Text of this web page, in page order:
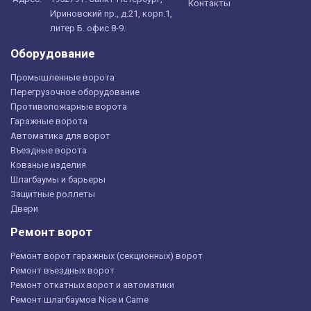
Ириновский пр., д.21, корп.1,
литер Б. офис 8-9.
Контакты
Оборудование
Промышленные ворота
Перегрузочное оборудование
Противопожарные ворота
Гаражные ворота
Автоматика для ворот
Въездные ворота
Кованые изделия
Шлагбаумы и барьеры
Защитные роллеты
Двери
Ремонт ворот
Ремонт ворот гаражных (секционных) ворот
Ремонт въездных ворот
Ремонт откатных ворот и автоматики
Ремонт шлагбаумов Nice и Came